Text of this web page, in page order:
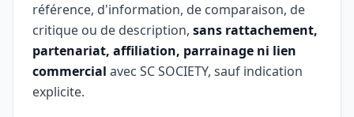
référence, d'information, de comparaison, de
critique ou de description, sans rattachement,
partenariat, affiliation, parrainage ni lien
commercial avec SC SOCIETY, sauf indication
explicite.